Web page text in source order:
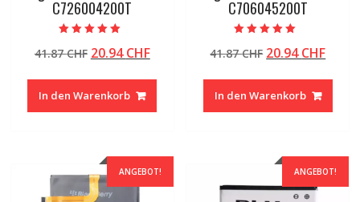
C726004200T
5.00
von 5
41.87CHF Ursprünglicher
war:
41.87 CHF
20.94CHFAktueller
In den Warenkorb
C706045200T
5.00
von 5
41.87CHF Ursprünglicher
war:
41.87 CHF
20.94CHF
In den Warenkorb
ANGEBOT! ANGEBOT!